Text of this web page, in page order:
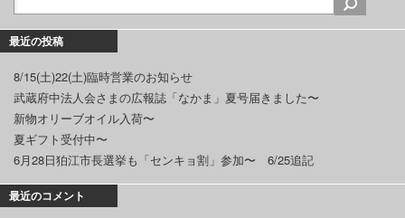
最近の投稿
8/15(土)22(土)臨時営業のお知らせ
武蔵府中法人会さまの広報誌「なかま」夏号届きました〜
新物オリーブオイル入荷〜
夏ギフト受付中〜
6月28日狛江市長選挙も「センキョ割」参加〜 6/25追記
最近のコメント